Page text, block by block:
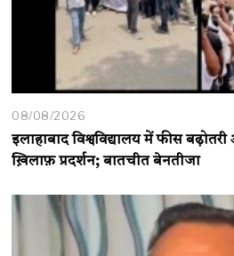
08/08/2026
इलाहाबाद विश्वविद्यालय में फीस
ख़िलाफ़ प्रदर्शन; बातचीत बेनतीजा